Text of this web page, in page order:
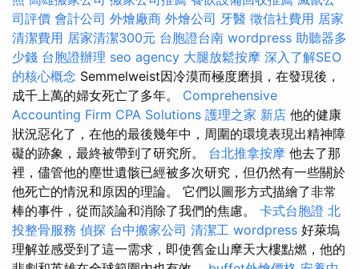
司評價 會計公司 外燴廠商 外燴公司 牙醫 徵信社費用 居家
清潔費用 居家清潔300元 台胞證台南 wordpress 助聽器多
少錢 台胞證辦理 seo agency 大腿放鬆按摩 深入了解SEO
的核心概念 Semmelweist因冷漠而極度磨損，在發現後，
成千上萬的婦女死亡了多年。 Comprehensive
Accounting Firm CPA Solutions 護理之家 新店 他的健康
狀況惡化了，在他的最後幾年中，周圍的環境表現出精神障
礙的跡象，最終被帶到了研究所。 台北推拿按摩 他去了那
裡，儘管他的塵世遺骸已經被多次研究，但仍然有一些關於
他死亡的情況和原因的理論。 它們以圖形方式描繪了非常
棒的事件，從而談論和消除了我們的焦慮。 卡式台胞證 北
投整骨服務 偵探 台中搬家公司 清潔工 wordpress 好萊塢
理解並感受到了這一需求，即使舊金山摩天大樓點燃，他的